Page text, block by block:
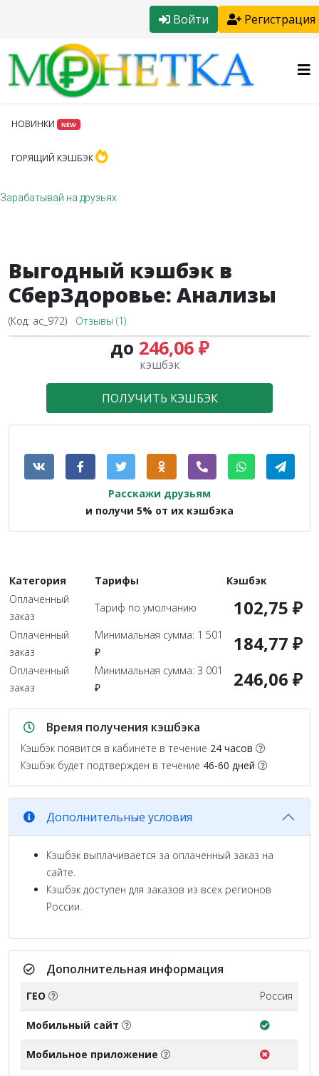
Войти Регистрация
НОВИНКИ NEW
ГОРЯЩИЙ КЭШБЭК
Зарабатывай на друзьях
Выгодный кэшбэк в
СберЗдоровье: Анализы
(Код: ac_972) Отзывы (1)
до 246,06 ₽
кэшбэк
ПОЛУЧИТЬ КЭШБЭК
Расскажи друзьям
и получи 5% от их кэшбэка
Категория Тарифы
Кэшбэк
Оплаченный
заказ
Тариф по умолчанию 102,75 ₽
Оплаченный
заказ
Минимальная сумма: 1 501
₽
184,77 ₽
Оплаченный
заказ
Минимальная сумма: 3 001
₽
246,06 ₽
Время получения кэшбэка
Кэшбэк появится в кабинете в течение 24 часов
Кэшбэк будет подтвержден в течение 46-60 дней
Дополнительные условия
Кэшбэк выплачивается за оплаченный заказ на
сайте.
Кэшбэк доступен для заказов из всех регионов
России.
Дополнительная информация
ГЕО Россия
Мобильный сайт
Мобильное приложение